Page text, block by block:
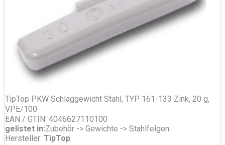
TipTop PKW Schlaggewicht Stahl, TYP 161-133 Zink, 20 g,
VPE/100
EAN / GTIN: 4046627110100
gelistet in:Zubehör -> Gewichte -> Stahlfelgen
Hersteller: TipTop